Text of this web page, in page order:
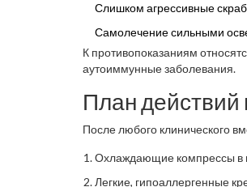
Слишком агрессивные
Самолечение сильными
К противопоказаниям
аутоиммунные заболевания.
План
После любого клинического
Охлаждающие компрессы в
Легкие, гипоаллергенные